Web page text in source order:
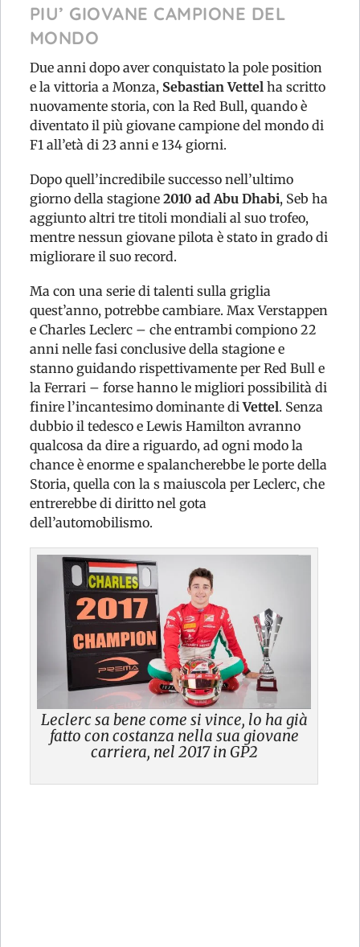
PIU’ GIOVANE CAMPIONE DEL
MONDO
Due anni dopo aver conquistato la pole position
e la vittoria a Monza, Sebastian Vettel ha scritto
nuovamente storia, con la Red Bull, quando è
diventato il più giovane campione del mondo di
F1 all’età di 23 anni e 134 giorni.
Dopo quell’incredibile successo nell’ultimo
giorno della stagione 2010 ad Abu Dhabi, Seb ha
aggiunto altri tre titoli mondiali al suo trofeo,
mentre nessun giovane pilota è stato in grado di
migliorare il suo record.
Ma con una serie di talenti sulla griglia
quest’anno, potrebbe cambiare. Max Verstappen
e Charles Leclerc – che entrambi compiono 22
anni nelle fasi conclusive della stagione e
stanno guidando rispettivamente per Red Bull e
la Ferrari – forse hanno le migliori possibilità di
finire l’incantesimo dominante diVettel. Senza
dubbio il tedesco e Lewis Hamilton avranno
qualcosa da dire a riguardo, ad ogni modo la
chance è enorme e spalancherebbe le porte della
Storia, quella con la s maiuscola per Leclerc, che
entrerebbe di diritto nel gota
dell’automobilismo.
Leclerc sa bene come si vince, lo ha già
fatto con costanza nella sua giovane
carriera, nel 2017 in GP2